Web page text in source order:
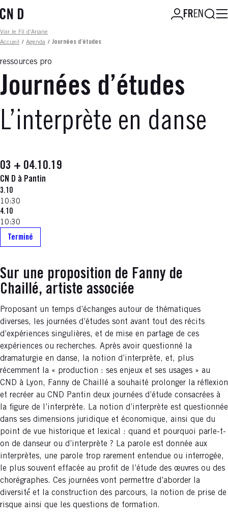
au
principal
FREN
Fil d'ariane
Voir le Fil d'Ariane
Accueil
/ Agenda / Journées d’études
ressources pro
Journées d’études
L’interprète en danse
03 + 04.10.19
CN D à Pantin
3.10
10:30
4.10
10:30
Terminé
Sur une proposition de Fanny de
Chaillé, artiste associée
Proposant un temps d’échanges autour de thématiques
diverses, les journées d’études sont avant tout des récits
d’expériences singulières, et de mise en partage de ces
expériences ou recherches. Après avoir questionné la
dramaturgie en danse, la notion d’interprète, et, plus
récemment la « production : ses enjeux et ses usages » au
CND à Lyon, Fanny de Chaillé a souhaité prolonger la réflexion
et recréer au CND Pantin deux journées d’étude consacrées à
la figure de l’interprète. La notion d’interprète est questionnée
dans ses dimensions juridique et économique, ainsi que du
point de vue historique et lexical : quand et pourquoi parle-t-
on de danseur ou d’interprète ? La parole est donnée aux
interprètes, une parole trop rarement entendue ou interrogée,
le plus souvent effacée au profit de l’étude des œuvres ou des
chorégraphes. Ces journées vont permettre d’aborder la
diversité́ et la construction des parcours, la notion de prise de
risque ainsi que les questions de formation.